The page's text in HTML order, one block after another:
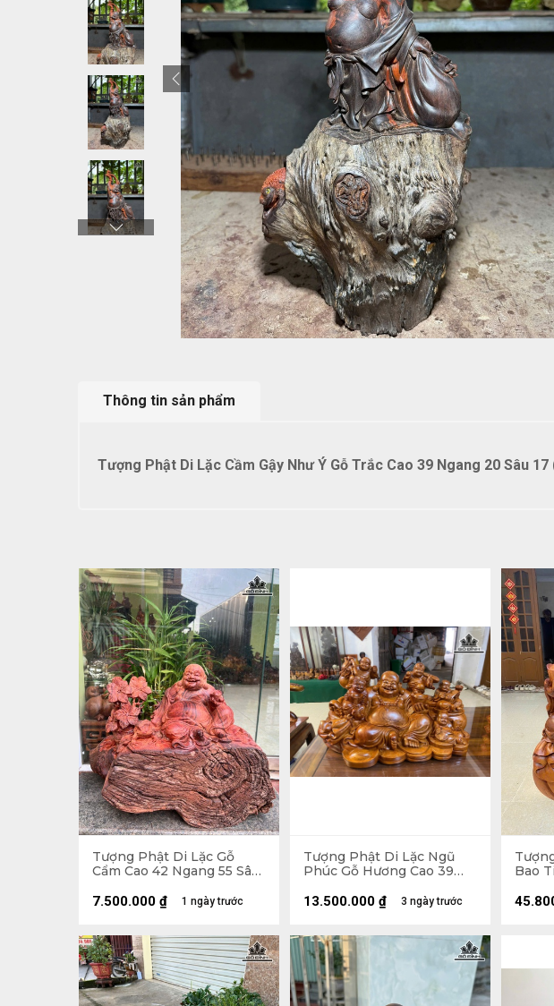
Thông tin sản phẩm
Tượng Phật Di Lặc Cầm Gậy Như Ý Gỗ Trắc Cao 39 Ngang 20 Sâu 17
Tượng Phật Di Lặc Gỗ
Cẩm Cao 42 Ngang 55 Sâu
1 ngày trước
7.500.000 ₫
Tượng Phật Di Lặc Ngũ
Phúc Gỗ Hương Cao 39
3 ngày trước
13.500.000 ₫
Bao
155kg